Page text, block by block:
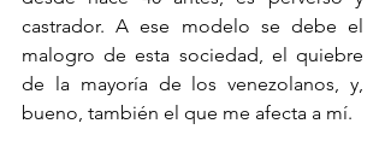
castrador. A ese modelo se debe el
malogro de esta sociedad, el quiebre
de la mayoría de los venezolanos, y,
bueno, también el que me afecta a mí.